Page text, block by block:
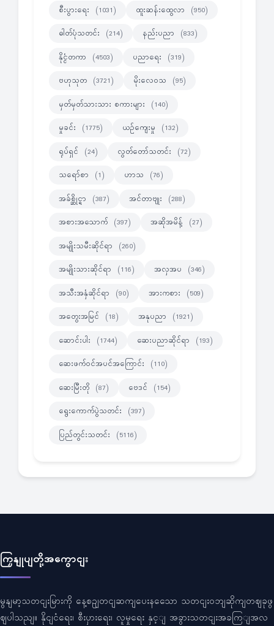
စီးပွားရေး (1031) ထူးဆန်းထွေလာ (950)
ဓါတ်ပုံသတင်း (214) နည်းပညာ (833)
နိုင္ငံတကာ (4503) ပညာရေး (319)
ဗဟုသုတ (3721) မိုးလေဝသ (95)
မှတ်မှတ်သားသား စကားများ (140)
မှုခင်း (1775) ယဉ်ကျေးမှု (132)
ရုပ်ရှင် (24) လွတ်တော်သတင်း (72)
သရော်စာ (1) ဟာသ (76)
အခ်စ္ဆိုင္ရာ (387) အင်တာဗျုး (288)
အစားအသောက် (397) အဆိုအမိန့် (27)
အမျိုးသမီးဆိုင်ရာ (260)
အမျိုးသားဆိုင်ရာ (116) အလှအပ (346)
အသီးအနှံဆိုင်ရာ (90) အားကစား (509)
အတွေးအမြင် (18) အနုပညာ (1921)
ဆောင်းပါး (1744) ဆေးပညာဆိုင်ရာ (193)
ဆေးဖက်ဝင်အပင်အကြောင်း (110)
ဆေးမြီးတို (87) ဗေဒင် (154)
ရွေးကောက်ပွဲသတင်း (397)
ပြည်တွင်းသတင်း (5116)
ကြှနျုပျတို့အကွောငျး
မွနျမာ့သတငျးမြားကို နေ့စဥျတငျဆကျပေးနသေော သတငျးဝဘျဆိုကျတဈခုဖွ
ဈပါသညျ။ နိုငျငံရေး၊ စီးပှားရေး၊ လူမှုရေး နှင့ျ အခွားသတငျးအခကြျအလ